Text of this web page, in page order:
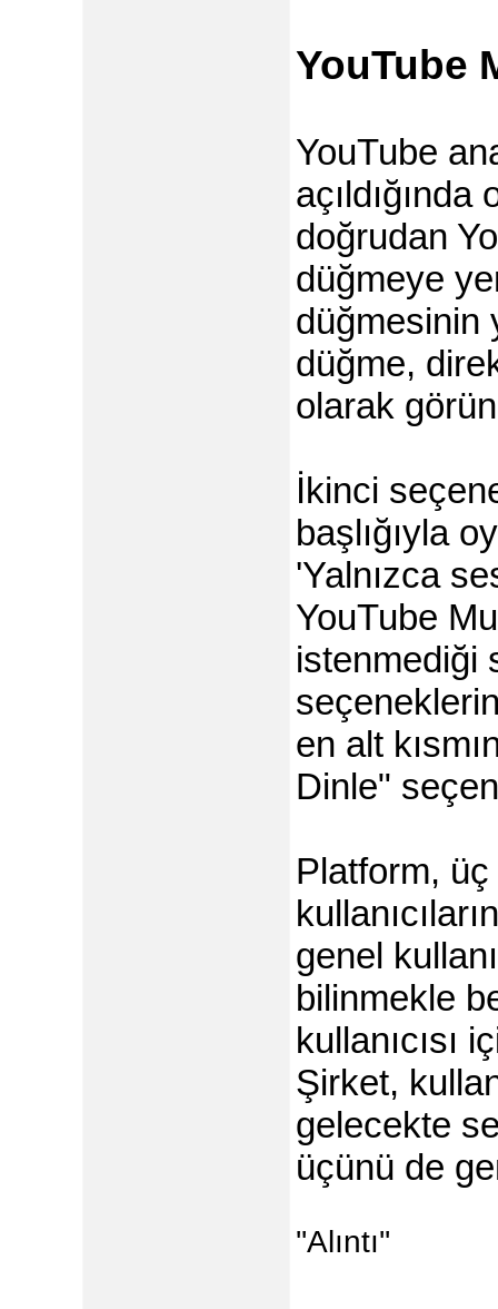
YouTube
YouTube
doğrudan
düğmeye
düğmesinin
düğme,
olarak
İkinci
başlığıyla
'Yalnızca
YouTube
istenmediği
en alt
Dinle"
Platform,
genel
bilinmekle
kullanıcısı
Şirket,
gelecekte
üçünü de
''Alıntı''